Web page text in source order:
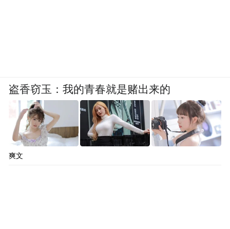
盗香窃玉：我的青春就是赌出来的
爽文